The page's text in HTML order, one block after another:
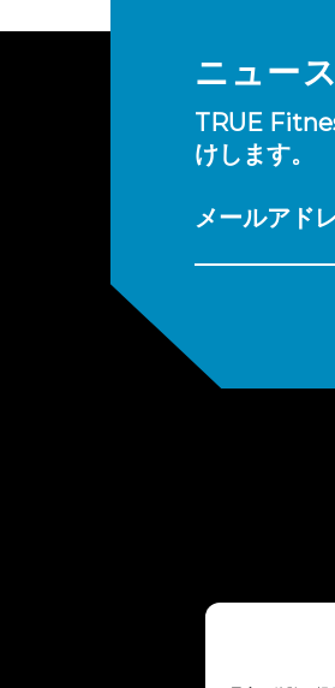
ニュー
TRUE
けします。
メールアド